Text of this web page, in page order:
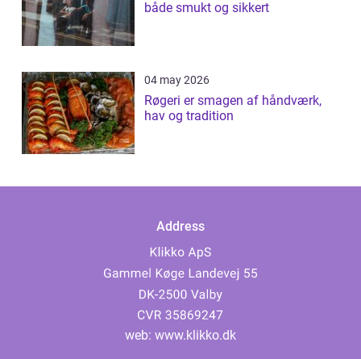
både smukt og sikkert
04 may 2026
Røgeri er smagen af håndværk,
hav og tradition
Address
web: www.klikko.dk